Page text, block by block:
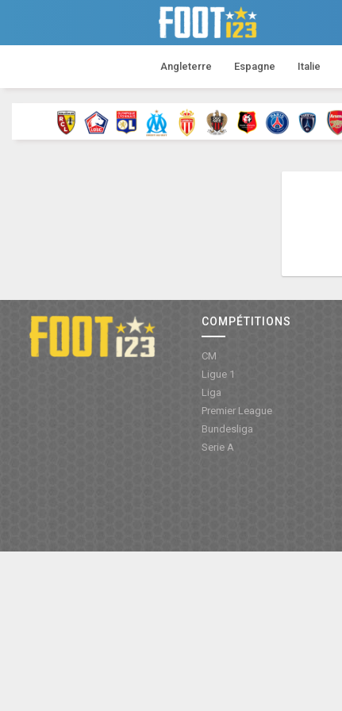
Angleterre Espagne Italie
COMPÉTITIONS
CM
Ligue 1
Liga
Premier League
Bundesliga
Serie A